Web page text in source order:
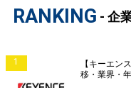
RANKING - 企
1
【キーエン
移・業界・